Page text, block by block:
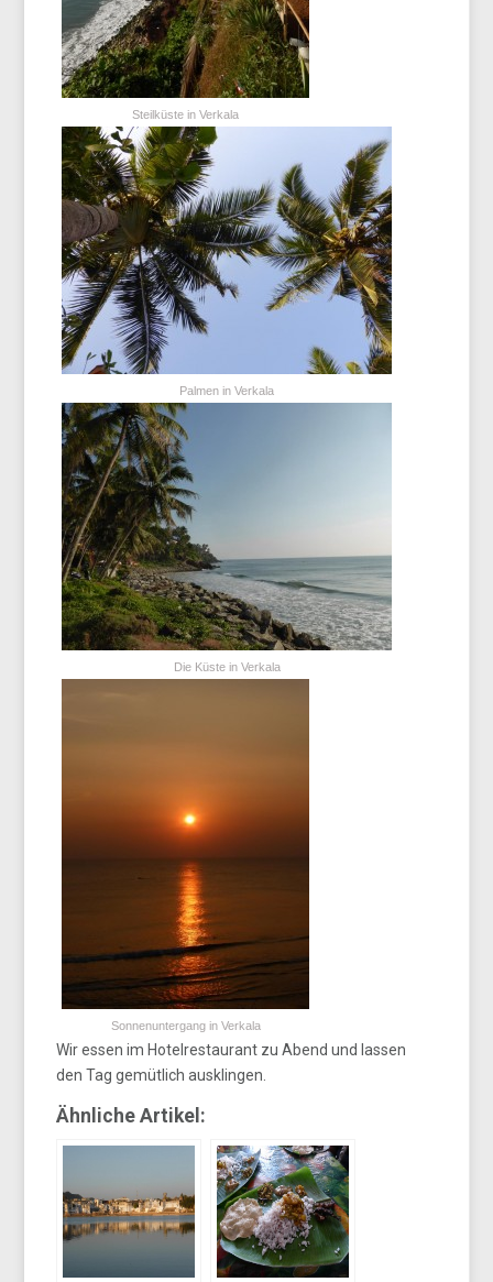
Steilküste in Verkala
Palmen in Verkala
Die Küste in Verkala
Sonnenuntergang in Verkala
Wir essen im Hotelrestaurant zu Abend und lassen
den Tag gemütlich ausklingen.
Ähnliche Artikel: